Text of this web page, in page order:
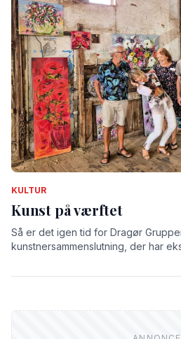
KULTUR
Kunst på værftet
Så er det igen tid for Dragør
kunstnersammenslutning, der har